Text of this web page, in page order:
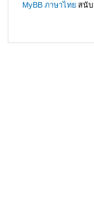
MyBB ภาษาไทย สนั